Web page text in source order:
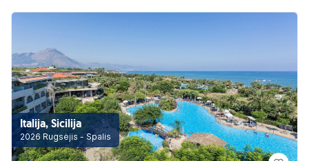
Italija, Sicilija
2026 Rugsėjis - Spalis